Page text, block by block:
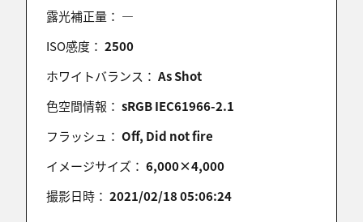
Marsi
2023/07/08 15:25:21
TODAY’S PHOTO おめでとうございます！(*^_^*)
萩原れいこ
2023/07/08 14:02:15
露光補正量： ―
ISO感度： 2500
ホワイトバランス： As Shot
色空間情報： sRGB IEC61966-2.1
フラッシュ： Off, Did not fire
イメージサイズ： 6,000×4,000
撮影日時： 2021/02/18 05:06:24